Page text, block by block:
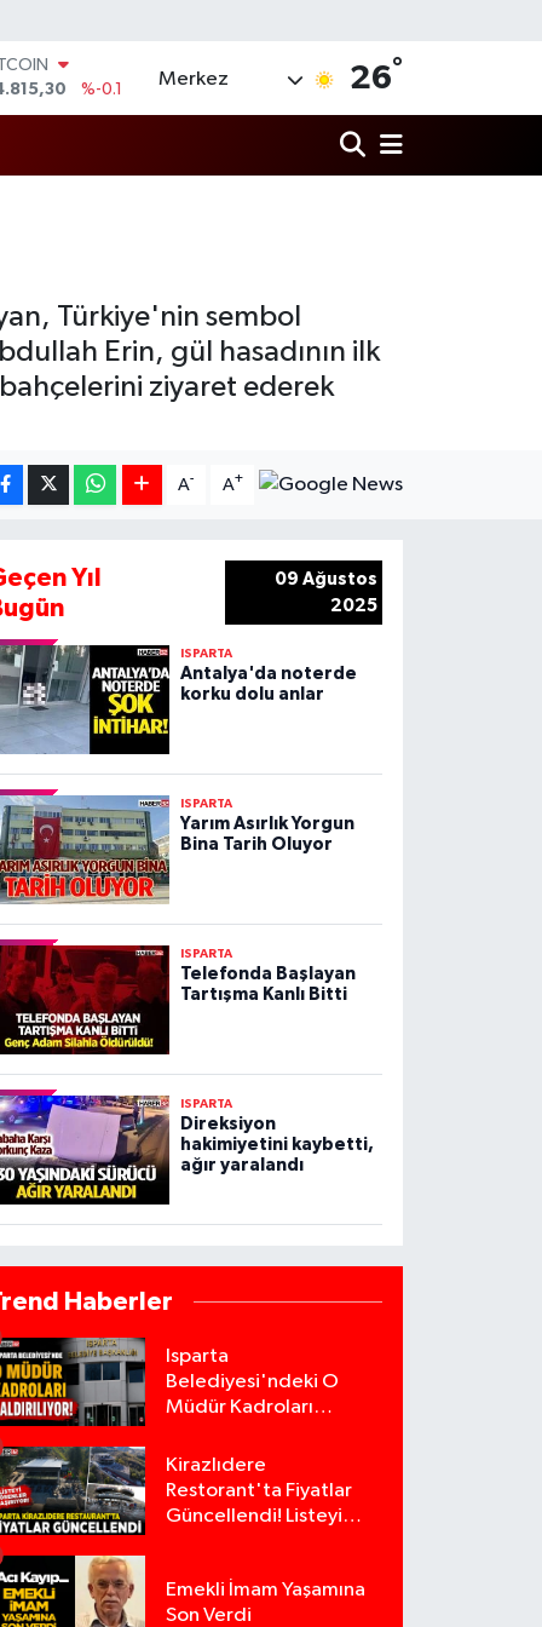
%0.18
%-0.1
Merkez 26°
Türkiye'nin sembol
Erin, gül hasadının ilk
ziyaret ederek
A- A+
Yıl
09 Ağustos
2025
ISPARTA
Antalya'da noterde
korku dolu anlar
ISPARTA
Yarım Asırlık Yorgun
Bina Tarih Oluyor
ISPARTA
Telefonda Başlayan
Tartışma Kanlı Bitti
ISPARTA
Direksiyon
hakimiyetini kaybetti,
ağır yaralandı
Haberler
Isparta
Belediyesi'ndeki O
Müdür Kadroları
Kirazlıdere
Restorant'ta Fiyatlar
Güncellendi! Listeyi
Emekli İmam Yaşamına
Son Verdi